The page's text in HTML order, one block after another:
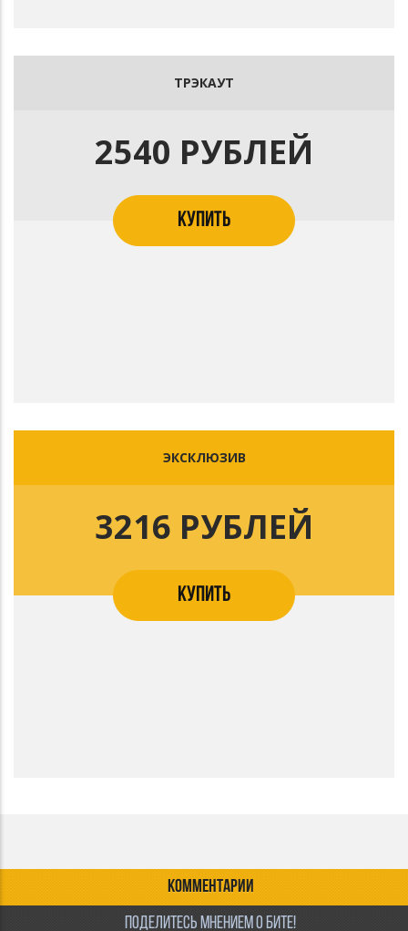
ТРЭКАУТ
2540 РУБЛЕЙ
КУПИТЬ
ЭКСКЛЮЗИВ
3216 РУБЛЕЙ
КУПИТЬ
КОММЕНТАРИИ
ПОДЕЛИТЕСЬ МНЕНИЕМ О БИТЕ!